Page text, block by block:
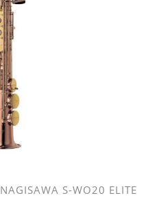
S-WO20 ELITE